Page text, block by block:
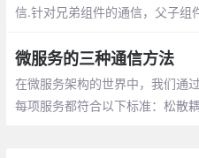
信.针对兄弟组件的通信，父子组
微服务的三种通信方法
在微服务架构的世界中，我们通
每项服务都符合以下标准：松散